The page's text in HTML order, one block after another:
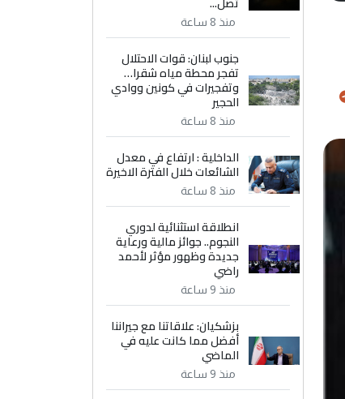
منذ 8 ساعة
جنوب لبنان: قوات الاحتلال
تفجر محطة مياه شقرا…
وتفجيرات في كونين ووادي
الحجير
منذ 8 ساعة
الداخلية : ارتفاع في معدل
الشائعات خلال الفترة الاخيرة
منذ 8 ساعة
انطلاقة استثنائية لدوري
النجوم.. جوائز مالية ورعاية
جديدة وظهور مؤثر لأحمد
راضي
منذ 9 ساعة
بزشكيان: علاقاتنا مع جيراننا
أفضل مما كانت عليه في
الماضي
منذ 9 ساعة